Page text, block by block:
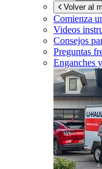
Volver al
Comienza
Videos
Consejos
Preguntas
Enganches